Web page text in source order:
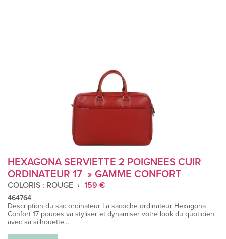
HEXAGONA SERVIETTE 2 POIGNEES CUIR
ORDINATEUR 17 » GAMME CONFORT
COLORIS : ROUGE 159 €
464764
Description du sac ordinateur La sacoche ordinateur ​Hexagona
Confort 17 pouces va styliser et dynamiser votre look du quotidien
avec sa silhouette…